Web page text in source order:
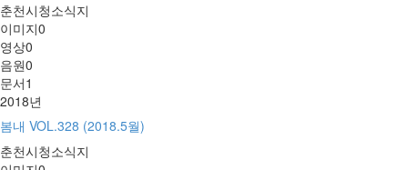
춘천시청소식지
이미지0
영상0
음원0
문서1
2018년
봄내 VOL.328 (2018.5월)
춘천시청소식지